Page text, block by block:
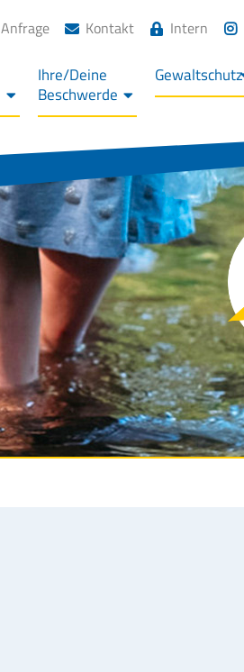
Anfrage Kontakt Intern
Ihre/Deine
Beschwerde
Gewaltschutz